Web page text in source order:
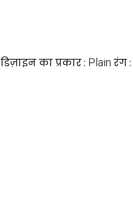
डिज़ाइन का प्रकार : Plain रंग :